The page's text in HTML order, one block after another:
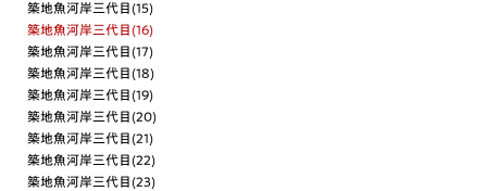
築地魚河岸三代目(15)
築地魚河岸三代目(16)
築地魚河岸三代目(17)
築地魚河岸三代目(18)
築地魚河岸三代目(19)
築地魚河岸三代目(20)
築地魚河岸三代目(21)
築地魚河岸三代目(22)
築地魚河岸三代目(23)